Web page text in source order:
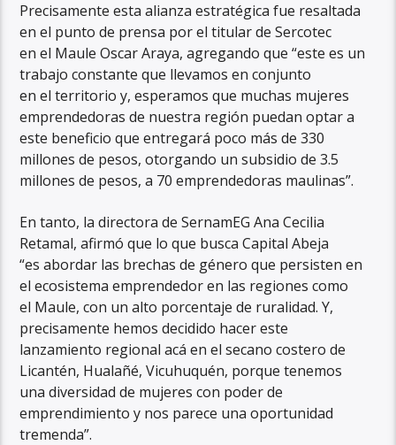
Precisamente esta alianza estratégica fue resaltada
en el punto de prensa por el titular de Sercotec
en el Maule Oscar Araya, agregando que “este es un
trabajo constante que llevamos en conjunto
en el territorio y, esperamos que muchas mujeres
emprendedoras de nuestra región puedan optar a
este beneficio que entregará poco más de 330
millones de pesos, otorgando un subsidio de 3.5
millones de pesos, a 70 emprendedoras maulinas”.
En tanto, la directora de SernamEG Ana Cecilia
Retamal, afirmó que lo que busca Capital Abeja
“es abordar las brechas de género que persisten en
el ecosistema emprendedor en las regiones como
el Maule, con un alto porcentaje de ruralidad. Y,
precisamente hemos decidido hacer este
lanzamiento regional acá en el secano costero de
Licantén, Hualañé, Vicuhuquén, porque tenemos
una diversidad de mujeres con poder de
emprendimiento y nos parece una oportunidad
tremenda”.